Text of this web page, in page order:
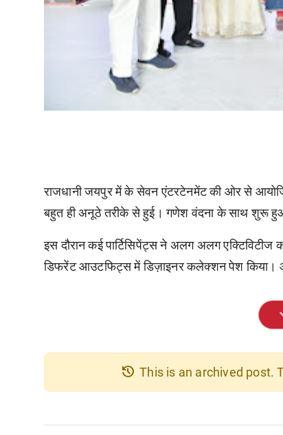
राजधानी जयपुर में के सेवन एंटरटेनमेंट की ओर से
बहुत ही अनूठे तरीके से हुई। गणेश वंदना के साथ शुरू हुआ
इस दौरान कई पार्टिसिपेंट्स ने अलग अलग
डिफरेंट आउटफिट्स में डिज़ाइनर कलेक्शन पेश किया।
history This is an archived post.